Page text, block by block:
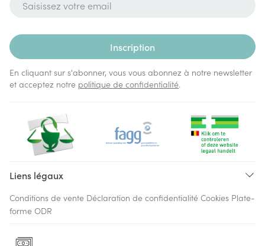
Inscription
En cliquant sur s'abonner, vous vous abonnez à notre newsletter
et acceptez notre politique de confidentialité.
Liens légaux
Conditions de vente Déclaration de confidentialité Cookies Plate-
forme ODR